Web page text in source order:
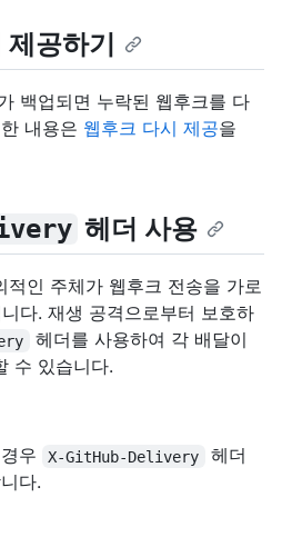
공하기
백업되면 누락된 웹후크를 다
내용은 웹후크 다시 제공을
헤더 사용
적인 주체가 웹후크 전송을 가로
다. 재생 공격으로부터 보호하
헤더를 사용하여 각 배달이
수 있습니다.
우
X-GitHub-Delivery
헤더
다.